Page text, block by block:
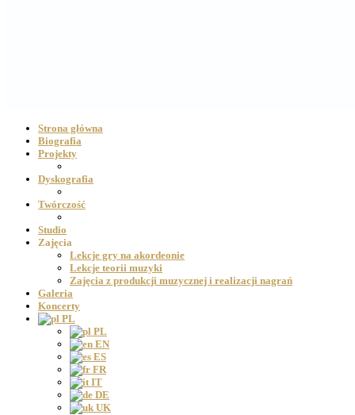
Strona główna
Biografia
Projekty
Dyskografia
Twórczość
Studio
Zajęcia
Lekcje gry na akordeonie
Lekcje teorii muzyki
Zajęcia z produkcji muzycznej i realizacji nagrań
Galeria
Koncerty
PL
PL
EN
ES
FR
IT
DE
UK